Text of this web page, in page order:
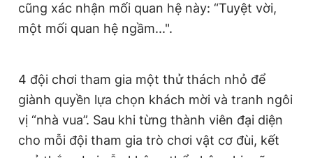
cũng xác nhận mối quan hệ này: “Tuyệt vời,
một mối quan hệ ngầm...".
4 đội chơi tham gia một thử thách nhỏ để
giành quyền lựa chọn khách mời và tranh ngôi
vị “nhà vua”. Sau khi từng thành viên đại diện
cho mỗi đội tham gia trò chơi vật cơ đùi, kết